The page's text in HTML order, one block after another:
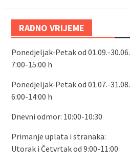
RADNO VRIJEME
Ponedjeljak-Petak od 01.09.-30.06.
7:00-15:00 h
Ponedjeljak-Petak od 01.07.-31.08.
6:00-14:00 h
Dnevni odmor: 10:00-10:30
Primanje uplata i stranaka:
Utorak i Četvrtak od 9:00-11:00